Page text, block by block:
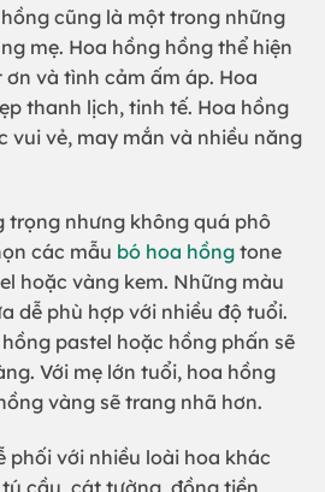
cũng là một trong những
mẹ. Hoa hồng hồng thể hiện
và tình cảm ấm áp. Hoa
thanh lịch, tinh tế. Hoa hồng
vui vẻ, may mắn và nhiều năng
trọng nhưng không quá phô
các mẫu bó hoa hồng tone
hoặc vàng kem. Những màu
dễ phù hợp với nhiều độ tuổi.
pastel hoặc hồng phấn sẽ
Với mẹ lớn tuổi, hoa hồng
vàng sẽ trang nhã hơn.
phối với nhiều loài hoa khác